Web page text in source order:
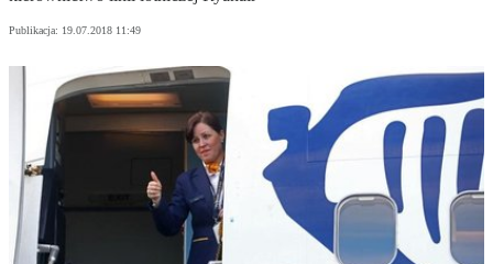
Publikacja: 19.07.2018 11:49